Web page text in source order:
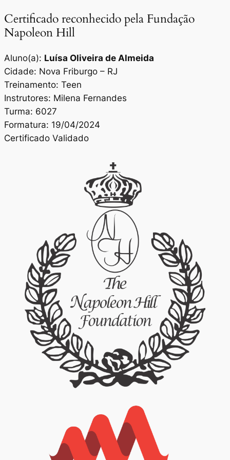
Certificado reconhecido pela Fundação
Napoleon Hill
Aluno(a): Luísa Oliveira de Almeida
Cidade: Nova Friburgo – RJ
Treinamento: Teen
Instrutores: Milena Fernandes
Turma: 6027
Formatura: 19/04/2024
Certificado Validado